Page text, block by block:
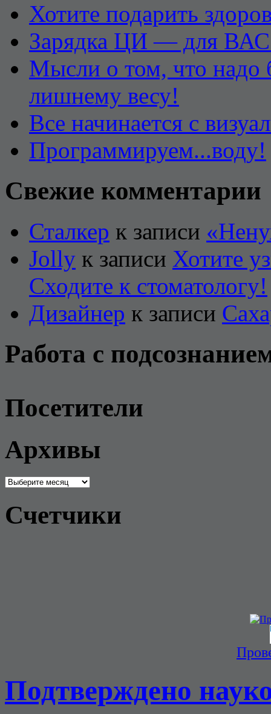
Хотите подарить
Зарядка ЦИ — для
Мысли о том, что надо
лишнему весу!
Все начинается с
Программируем...воду!
Свежие комментарии
Сталкер к записи
Jolly к записи Хотите
Сходите к стоматологу!
Дизайнер к записи
Работа с
Посетители
Архивы
Архивы
Счетчики
Подтверждено